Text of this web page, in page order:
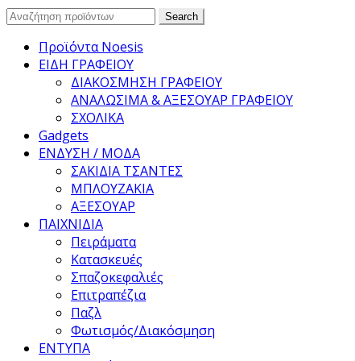
Search
Search
Προϊόντα Noesis
ΕΙΔΗ ΓΡΑΦΕΙΟΥ
ΔΙΑΚΟΣΜΗΣΗ ΓΡΑΦΕΙΟΥ
ΑΝΑΛΩΣΙΜΑ & ΑΞΕΣΟΥΑΡ ΓΡΑΦΕΙΟΥ
ΣΧΟΛΙΚΑ
Gadgets
ΕΝΔΥΣΗ / ΜΟΔΑ
ΣΑΚΙΔΙΑ ΤΣΑΝΤΕΣ
ΜΠΛΟΥΖΑΚΙΑ
ΑΞΕΣΟΥΑΡ
ΠΑΙΧΝΙΔΙΑ
Πειράματα
Κατασκευές
Σπαζοκεφαλιές
Επιτραπέζια
Παζλ
Φωτισμός/Διακόσμηση
ΕΝΤΥΠΑ